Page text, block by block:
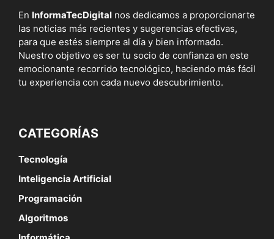
En InformaTecDigital nos dedicamos a proporcionarte
las noticias más recientes y sugerencias efectivas,
para que estés siempre al día y bien informado.
Nuestro objetivo es ser tu socio de confianza en este
emocionante recorrido tecnológico, haciendo más fácil
tu experiencia con cada nuevo descubrimiento.
CATEGORÍAS
Tecnología
Inteligencia Artificial
Programación
Algoritmos